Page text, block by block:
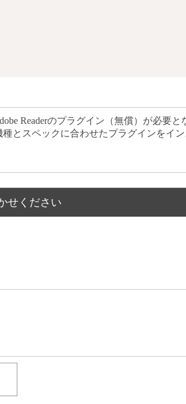
Readerのプラグイン（無償）が必要と
とスペックに合わせたプラグインをイ
せください